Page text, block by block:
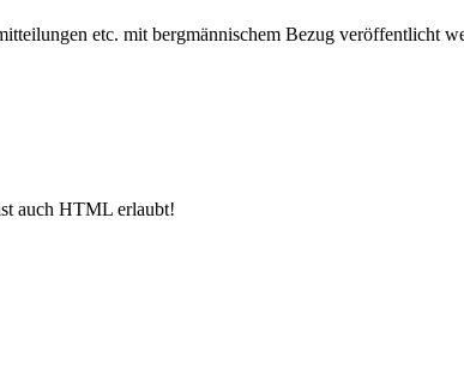
etc. mit bergmännischem Bezug veröffentlicht
auch HTML erlaubt!